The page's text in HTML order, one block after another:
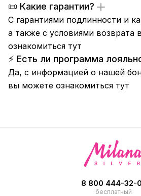
📜 Какие гарантии?
С гарантиями подлинности и
а также с условиями возврата
ознакомиться тут
⚡ Есть ли программа
Да, с информацией о нашей
вы можете ознакомиться тут
8 800 444-32-
бесплатный